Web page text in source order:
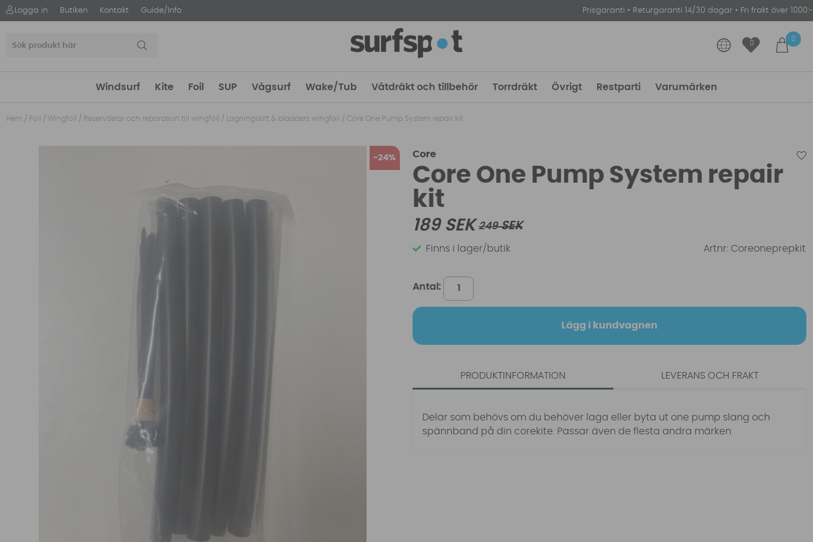
Logga in Butiken Kontakt Guide/Info Prisgaranti • Returgaranti 14/30 dagar • Fri frakt över 1000:-
0
0
Windsurf Kite Foil SUP Vågsurf Wake/Tub Våtdräkt och tillbehör Torrdräkt Övrigt Restparti Varumärken
Hem / Foil / Wingfoil / Reservdelar och reparation till wingfoil / Lagningskitt & bladders wingfoil / Core One Pump System repair kit
24 Core
Core One Pump System repair
kit
249SEK
189SEK
Finns i lager/butik Artnr: Coreoneprepkit
Antal:
Lägg i kundvagnen
PRODUKTINFORMATION
Delar som behövs om du behöver laga eller byta ut one pump slang och
spännband på din corekite. Passar även de flesta andra märken
LEVERANS OCH FRAKT